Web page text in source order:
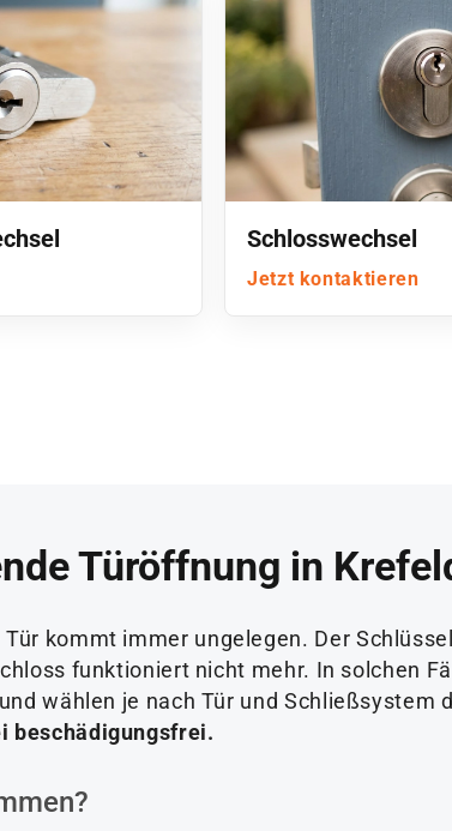
Schlosswechsel
Jetzt kontaktieren
Türöffnung in
kommt immer ungelegen. Der
funktioniert nicht mehr. In solchen
wählen je nach Tür und Schließsystem
beschädigungsfrei.